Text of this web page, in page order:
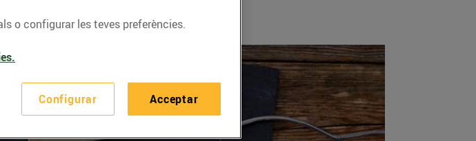
o configurar les teves preferències.
Configurar Acceptar